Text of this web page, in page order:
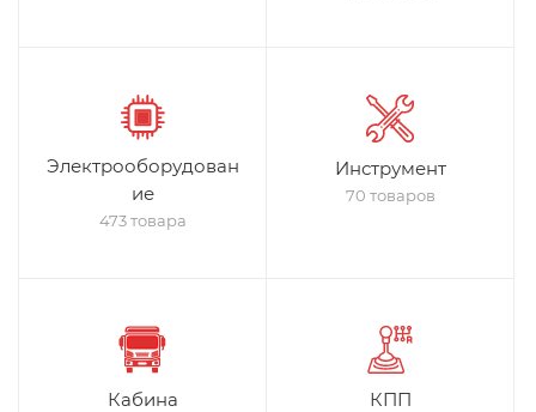
Электрооборудован
ие
473 товара
Инструмент
70 товаров
Кабина КПП